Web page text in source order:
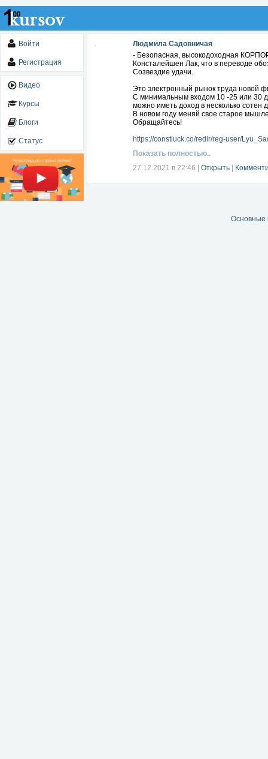
Войти
Регистрация
Видео
Курсы
Блоги
Статус
Людмила Садовничая
- Безопасная, высокодоходная
Консталейшен Лак, что в переводе
Созвездие удачи.
Это электронный рынок труда новой
С минимальным входом 10 -25 или 30
можно иметь доход в несколько сотен
В новом году меняй свое старое
Обращайтесь!
https://constluck.co/redir/reg-user/
Показать полностью..
27.12.2021 в 22:46
Открыть
Основные